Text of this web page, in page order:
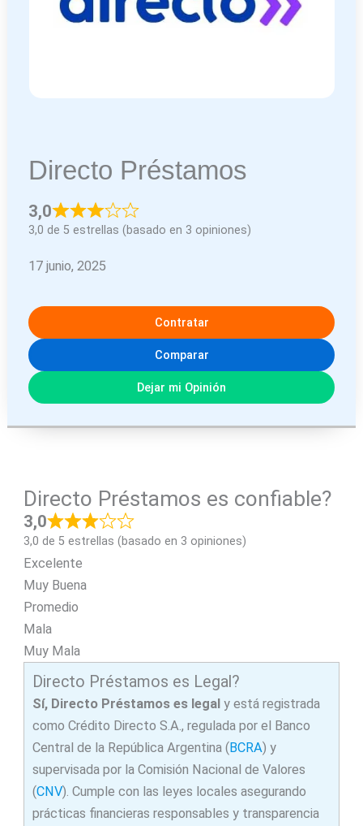
Directo Préstamos
3,0
3,0 de 5 estrellas (basado en 3 opiniones)
17 junio, 2025
Contratar
Comparar
Dejar mi Opinión
Directo Préstamos es confiable?
3,0
3,0 de 5 estrellas (basado en 3 opiniones)
Excelente
Muy Buena
Promedio
Mala
Muy Mala
Directo Préstamos es Legal?
Sí, Directo Préstamos es legaly está registrada
como Crédito Directo S.A., regulada por el Banco
Central de la República Argentina (BCRA) y
supervisada por la Comisión Nacional de Valores
(CNV). Cumple con las leyes locales asegurando
prácticas financieras responsables y transparencia